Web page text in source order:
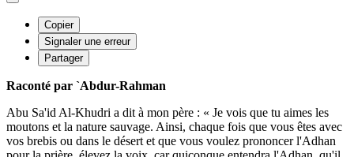
Copier
Signaler une erreur
Partager
Raconté par `Abdur-Rahman
Abu Sa'id Al-Khudri a dit à mon père : « Je vois que tu aimes les
moutons et la nature sauvage. Ainsi, chaque fois que vous êtes avec
vos brebis ou dans le désert et que vous voulez prononcer l'Adhan